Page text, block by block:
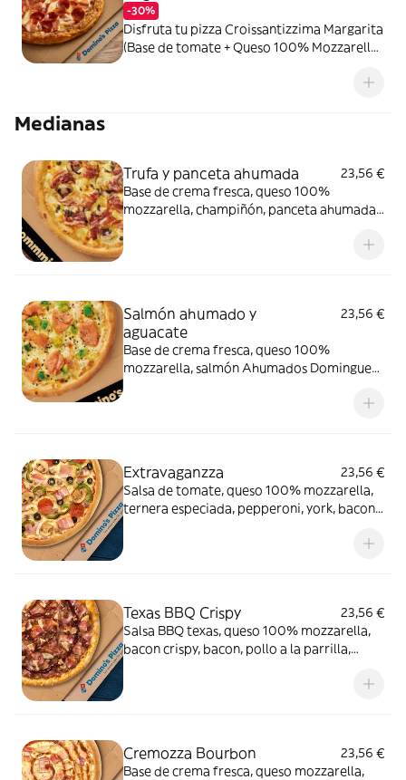
-30%
Disfruta tu pizza Croissantizzima Margarita
(Base de tomate + Queso 100% Mozzarella)
Medianas
Trufa y panceta ahumada
23,56 €
Base de crema fresca, queso 100%
mozzarella, champiñón, panceta ahumada
Salmón ahumado y
aguacate
23,56 €
Base de crema fresca, queso 100%
mozzarella, salmón Ahumados Dominguez
Extravaganzza
23,56 €
Salsa de tomate, queso 100% mozzarella,
ternera especiada, pepperoni, york, bacon,
Texas BBQ Crispy
23,56 €
Salsa BBQ texas, queso 100% mozzarella,
bacon crispy, bacon, pollo a la parrilla,
Cremozza Bourbon
23,56 €
Base de crema fresca, queso mozzarella,